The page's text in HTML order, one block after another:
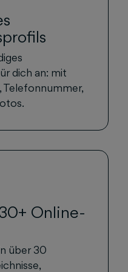
dich an: mit
Telefonnummer,
Online-
über 30